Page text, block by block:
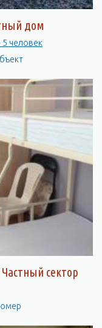
дом
5 человек
сектор